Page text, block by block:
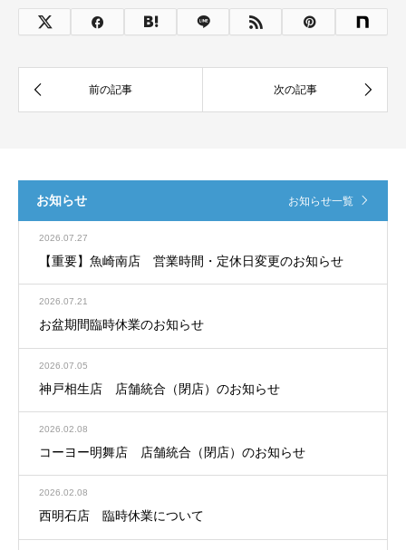
お知らせ お知らせ一覧
2026.07.27
【重要】魚崎南店 営業時間・定休日変更のお知らせ
2026.07.21
お盆期間臨時休業のお知らせ
2026.07.05
神戸相生店 店舗統合（閉店）のお知らせ
2026.02.08
コーヨー明舞店 店舗統合（閉店）のお知らせ
2026.02.08
西明石店 臨時休業について